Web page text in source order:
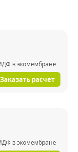
в экомембране
Заказать расчет
в экомембране